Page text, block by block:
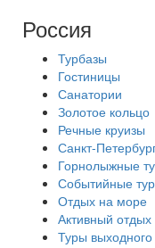
Россия
Турбазы
Гостиницы
Санатории
Золотое кольцо
Речные круизы
Санкт-
Горнолыжные
Событийные
Отдых на море
Активный отдых
Туры